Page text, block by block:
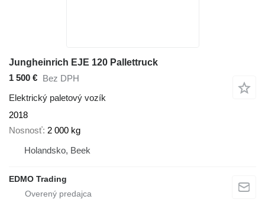
Jungheinrich EJE 120 Pallettruck
1 500 € Bez DPH
Elektrický paletový vozík
2018
Nosnosť 2 000 kg
Holandsko, Beek
EDMO Trading